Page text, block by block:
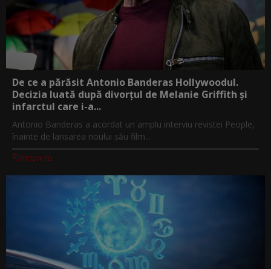
De ce a părăsit Antonio Banderas Hollywoodul.
Decizia luată după divorțul de Melanie Griffith și
infarctul care i-a...
Antonio Banderas a acordat un amplu interviu revistei People,
înainte de lansarea noului său film...
Filmnow.ro